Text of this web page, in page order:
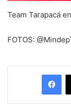
Team Tarapacá
FOTOS: